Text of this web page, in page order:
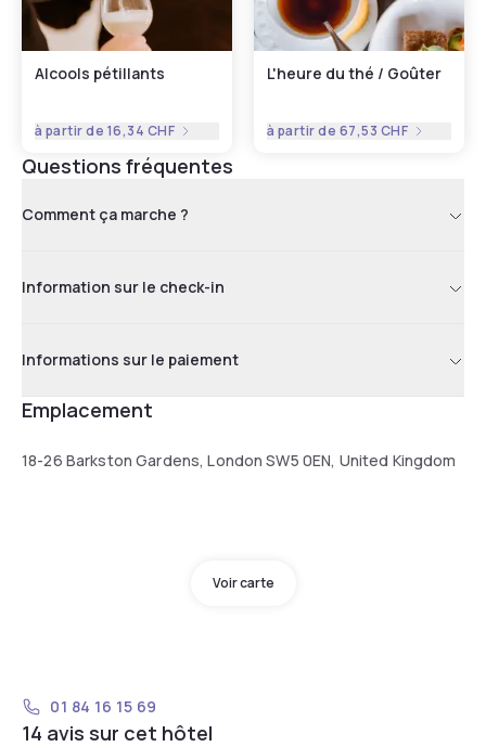
Alcools pétillants
à partir de 16,34 CHF
L'heure du thé / Goûter
à partir de 67,53 CHF
Questions fréquentes
Comment ça marche ?
Information sur le check-in
Informations sur le paiement
Emplacement
18-26 Barkston Gardens, London SW5 0EN, United Kingdom
Voir carte
01 84 16 15 69
14 avis sur cet hôtel